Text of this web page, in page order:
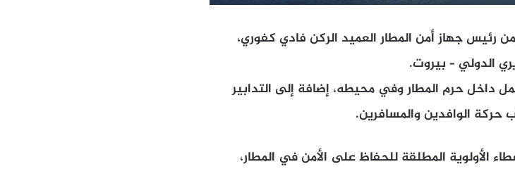
رئيس جهاز أمن المطار العميد الركن فادي كفوري،
الدولي – بيروت.
داخل حرم المطار وفي محيطه، إضافة إلى التدابير
حركة الوافدين والمسافرين.
الأولوية المطلقة للحفاظ على الأمن في المطار،